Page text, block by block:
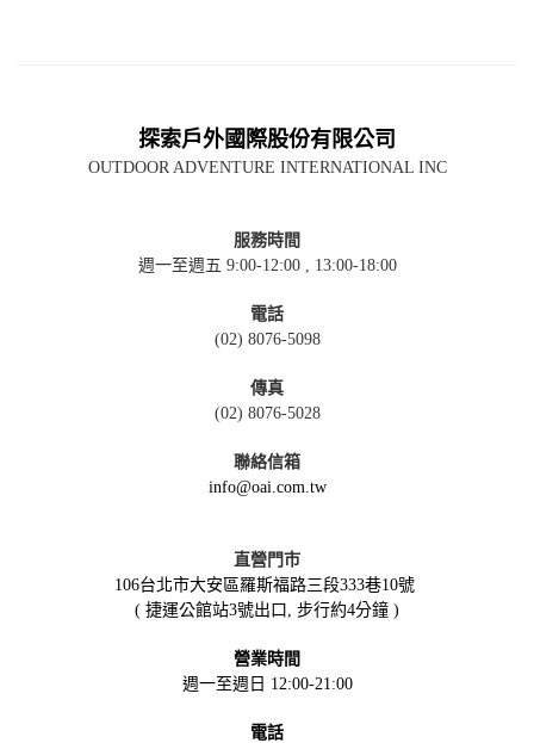
探索戶外國際股份有限公司
OUTDOOR ADVENTURE INTERNATIONAL INC
服務時間
週一至週五 9:00-12:00 , 13:00-18:00
電話
(02) 8076-5098
傳真
(02) 8076-5028
聯絡信箱
info@oai.com.tw
直營門市
106台北市大安區羅斯福路三段333巷10號
( 捷運公館站3號出口, 步行約4分鐘 )
營業時間
週一至週日 12:00-21:00
電話